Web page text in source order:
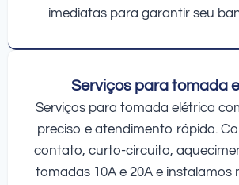
imediatas para garantir seu
Serviços para tomada
Serviços para tomada elétrica
preciso e atendimento rápido.
contato, curto-circuito,
tomadas 10A e 20A e instalamos